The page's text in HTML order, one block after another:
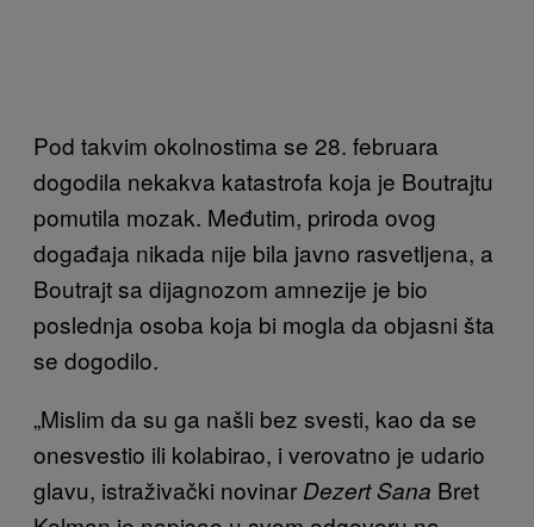
Pod takvim okolnostima se 28. februara
dogodila nekakva katastrofa koja je Boutrajtu
pomutila mozak. Međutim, priroda ovog
događaja nikada nije bila javno rasvetljena, a
Boutrajt sa dijagnozom amnezije je bio
poslednja osoba koja bi mogla da objasni šta
se dogodilo.
„Mislim da su ga našli bez svesti, kao da se
onesvestio ili kolabirao, i verovatno je udario
glavu, istraživački novinar Dezert Sana Bret